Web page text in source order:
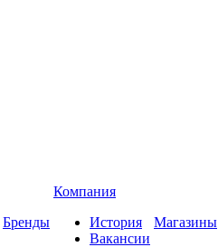
Бренды
Компания
История
Вакансии
Магазины